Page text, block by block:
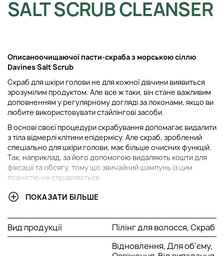
SALT SCRUB CLEANSER
Описаноочищаючої пасти-скраба з морською сіллю
Davines Salt Scrub
Скраб для шкіри голови не для кожної дівчини виявиться
зрозумілим продуктом. Але все ж таки, він стане важливим
доповненням у регулярному догляді за локонами, якщо ви
любите використовувати стайлінгові засоби.
В основі своєї процедури скрабування допомагає видалити
з тіла відмерлі клітини епідермісу. Але скраб, зроблений
спеціально для шкіри голови, має більше очисних функцій.
Так, наприклад, за його допомогою видаляють кошти для
фіксації та обсягу, тому що звичайний шампунь із цим
повністю не справляється.
Також, Davines скраб призначають при лікуванні себореї
шкіри голови або лупи. Процес скрабування виступає у
очищає епедерміс від білих неестетичних лусочок. Крім
цього, якщо у вас від природи волосся швидко
забруднюється, то davines solu sea salt scrub cleanser
допоможе зберегти чистоту локонів на більшу кількість
ПОКАЗАТИ БІЛЬШЕ
Вид продукції
Пілінг для волосся, Скраб
Відновлення, Для об'єму,